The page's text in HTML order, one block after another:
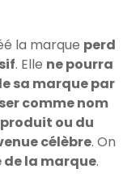
la marque perd
. Elle ne pourra
sa marque par
comme nom
ou du
célèbre. On
de la marque.